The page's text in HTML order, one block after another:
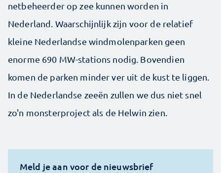
netbeheerder op zee kunnen worden in
Nederland. Waarschijnlijk zijn voor de relatief
kleine Nederlandse windmolenparken geen
enorme 690 MW-stations nodig. Bovendien
komen de parken minder ver uit de kust te liggen.
In de Nederlandse zeeën zullen we dus niet snel
zo'n monsterproject als de Helwin zien.
Meld je aan voor de nieuwsbrief